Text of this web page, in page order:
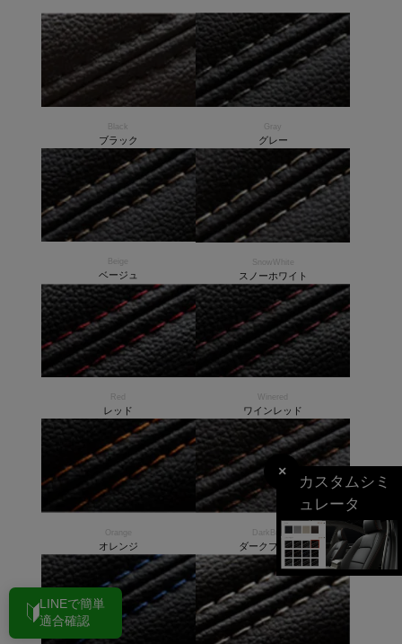
×
カスタムシミ
ュレータ
ブラック
Gray
グレー
ベージュ
SnowWhite
スノーホワイト
Red
レッド
Winered
ワインレッド
オレンジ
DarkBrown
ダークブラウン
LINEで簡単
適合確認